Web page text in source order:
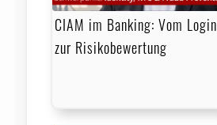
CIAM im Banking: Vom Login
zur Risikobewertung